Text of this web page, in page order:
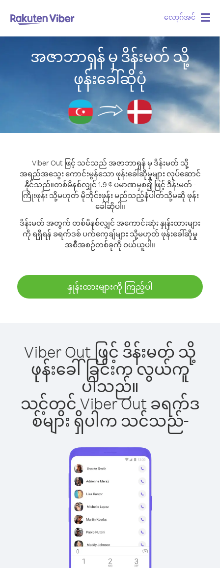
လော့ဂ်အင်
အဇာဘာရှန် မှ ဒိန်းမတ် သို့
ဖုန်းခေါ်ဆိုပုံ
Viber Out ဖြင့် သင်သည် အဇာဘာရှန် မှ ဒိန်းမတ် သို့
အရည်အသွေး ကောင်းမွန်သော ဖုန်းခေါ်ဆိုမှုများ လုပ်ဆောင်
နိုင်သည်။တစ်မိနစ်လျှင် 1.9 ¢ ပမာဏမှစ၍ ဖြင့် ဒိန်းမတ် -
ကြိုးဖုန်း သို့မဟုတ် မိုဘိုင်းဖုန်း မည်သည့်နံပါတ်သို့မဆို ဖုန်း
ခေါ်ဆိုပါ။
ဒိန်းမတ် အတွက် တစ်မိနစ်လျှင် အကောင်းဆုံး နှုန်းထားများ
ကို ရရှိရန် ခရက်ဒစ် ပက်ကေ့ချ်များ သို့မဟုတ် ဖုန်းခေါ်ဆိုမှု
အစီအစဉ်တစ်ခုကို ဝယ်ယူပါ။
နှုန်းထားများကို ကြည့်ပါ
Viber Out ဖြင့် ဒိန်းမတ် သို့
ဖုန်းခေါ်ခြင်းက လွယ်ကူ
ပါသည်။
သင့်တွင် Viber Out ခရက်ဒ
စ်များ ရှိပါက သင်သည်-